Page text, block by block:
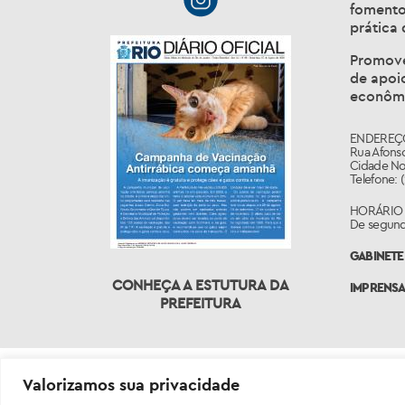
Valorizamos sua privacidade
CONHEÇA A ESTUTURA DA
PREFEITURA
prática
de
Rua
Cidade
Telefone:
De